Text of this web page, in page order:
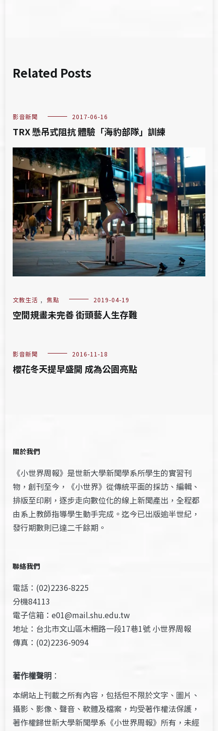
Related Posts
影音新聞 2017-06-16
TRX 懸吊式阻抗 體驗「海豹部隊」訓練
文教生活 , 焦點 2019-04-19
空間規畫未完善 街頭藝人生存難
影音新聞 2016-11-18
櫻花冬天提早盛開 成為公園亮點
關於我們
《小世界周報》是世新大學新聞學系所學生的實習刊
物，創刊至今，《小世界》從傳統平面的採訪、編輯、
排版至印刷，逐步走向數位化的線上新聞產出，全程都
由系上教師指導學生動手完成。迄今已出版逾半世紀，
發行期數則已達二千餘期。
聯絡我們
電話：(02)2236-8225
分機84113
電子信箱：e01@mail.shu.edu.tw
地址：台北市文山區木柵路一段17巷1號 小世界周報
傳真：(02)2236-9094
著作權聲明 ：
本網站上刊載之所有內容，包括但不限於文字、圖片、
攝影、影像、聲音、軟體及檔案，均受著作權法保護，
著作權歸世新大學新聞學系《小世界周報》所有，未經